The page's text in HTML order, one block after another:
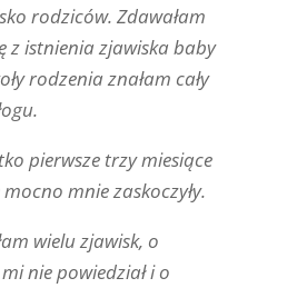
rodziców. Zdawałam
z istnienia zjawiska baby
rodzenia znałam cały
pierwsze trzy miesiące
mnie zaskoczyły.
wielu zjawisk, o
nie powiedział i o